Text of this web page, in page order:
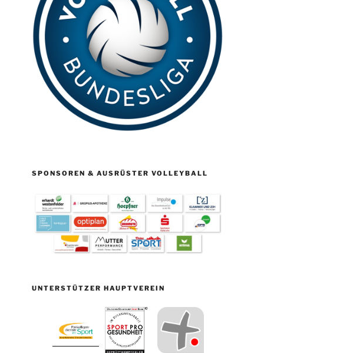
SPONSOREN & AUSRÜSTER VOLLEYBALL
UNTERSTÜTZER HAUPTVEREIN